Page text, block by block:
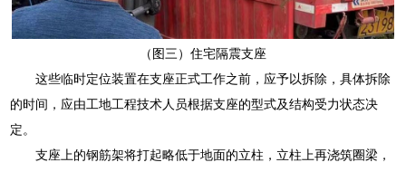
（图三）住宅隔震支座
这些临时定位装置在支座正式工作之前，应予以拆除，具体拆除
的时间，应由工地工程技术人员根据支座的型式及结构受力状态决
定。
支座上的钢筋架将打起略低于地面的立柱，立柱上再浇筑圈梁，